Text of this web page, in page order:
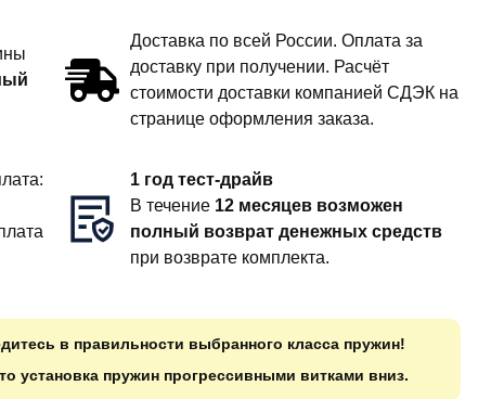
Доставка по всей России. Оплата за
доставку при получении. Расчёт
стоимости доставки компанией СДЭК на
странице оформления заказа.
1 год тест-драйв
В течение 12 месяцев возможен
полный возврат денежных средств
при возврате комплекта.
в правильности выбранного класса пружин!
установка пружин прогрессивными витками вниз.